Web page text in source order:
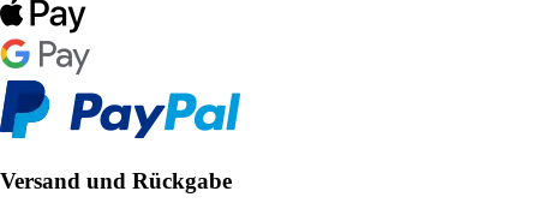
Versand und Rückgabe